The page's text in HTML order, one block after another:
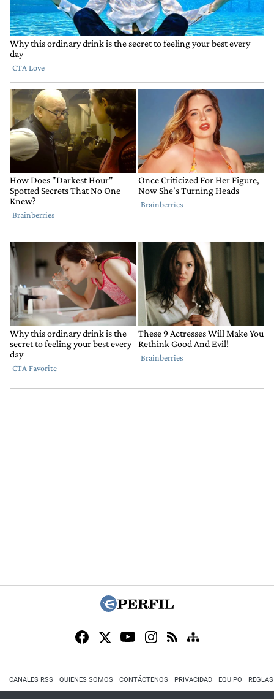
CANALES RSS QUIENES SOMOS CONTÁCTENOS PRIVACIDAD EQUIPO